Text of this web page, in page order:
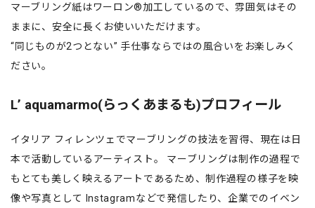
マーブリング紙はワーロン®加工しているので、雰囲気はその
ままに、安全に長くお使いいただけます。
“同じものが2つとない” 手仕事ならではの風合いをお楽しみく
ださい。
Lʼ aquamarmo(らっくあまるも)プロフィール
イタリア フィレンツェでマーブリングの技法を習得、現在は日
本で活動しているアーティスト。 マーブリングは制作の過程で
もとても美しく映えるアートであるため、制作過程の様子を映
像や写真として Instagramなどで発信したり、企業でのイベン